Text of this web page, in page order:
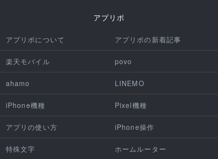
アプリポ
アプリポについて アプリポの新着記事
楽天モバイル povo
ahamo LINEMO
iPhone機種 Pixel機種
アプリの使い方 iPhone操作
特殊文字 ホームルーター